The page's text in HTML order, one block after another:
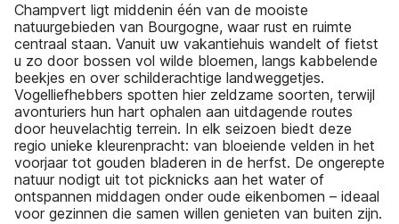
Champvert ligt middenin één van de mooiste
natuurgebieden van Bourgogne, waar rust en ruimte
centraal staan. Vanuit uw vakantiehuis wandelt of fietst
u zo door bossen vol wilde bloemen, langs kabbelende
beekjes en over schilderachtige landweggetjes.
Vogelliefhebbers spotten hier zeldzame soorten, terwijl
avonturiers hun hart ophalen aan uitdagende routes
door heuvelachtig terrein. In elk seizoen biedt deze
regio unieke kleurenpracht: van bloeiende velden in het
voorjaar tot gouden bladeren in de herfst. De ongerepte
natuur nodigt uit tot picknicks aan het water of
ontspannen middagen onder oude eikenbomen – ideaal
voor gezinnen die samen willen genieten van buiten zijn.